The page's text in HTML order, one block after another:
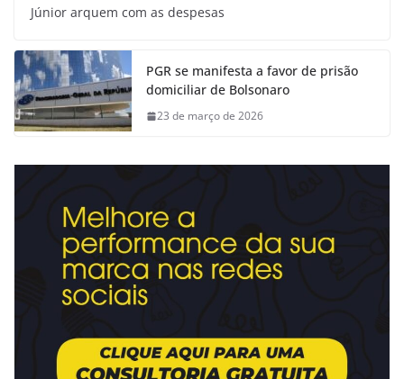
Júnior arquem com as despesas
PGR se manifesta a favor de prisão
domiciliar de Bolsonaro
23 de março de 2026